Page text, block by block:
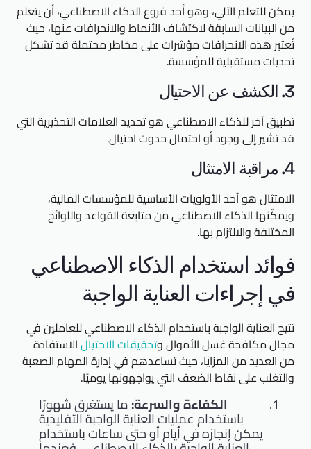
يمكن للتعلم الآلي، وهو أحد فروع الذكاء الاصطناعي، أن يتعلم
من البيانات السابقة لاكتشاف الأنماط والانحرافات عنها، حيث
تُعتبر هذه الانحرافات مؤشرات على مخاطر محتملة قد تشكل
تحديات مستقبلية للمؤسسة.
3. الكشف عن الاحتيال
تطبيق آخر للذكاء الاصطناعي هو تحديد العلامات التحذيرية التي
قد تشير إلى وجود أو احتمال حدوث احتيال.
4. مراقبة الامتثال
الامتثال هو أحد الأولويات الأساسية للمؤسسات المالية،
ويمكّنها الذكاء الاصطناعي من متابعة القواعد واللوائح
المختلفة والالتزام بها.
فوائد استخدام الذكاء الاصطناعي
في إجراءات العناية الواجبة
تتيح العناية الواجبة باستخدام الذكاء الاصطناعي للعاملين في
مجال مكافحة غسل الأموال وتحقيقات الاحتيالالاستفادة
من العديد من المزايا، حيث تساعدهم في إدارة المهام الصعبة
والتغلب على نقاط الضعف التي يواجهونها يوميًا.
الكفاءة والسرعة:ما يستغرق شهورًا
باستخدام عمليات العناية الواجبة التقليدية
يمكن إنجازه في أيام أو حتى ساعات باستخدام